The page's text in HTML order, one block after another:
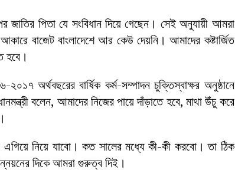
অফিসে ভয়াবহ দুর্নীতি
জাতির পিতা যে সংবিধান দিয়ে গেছেন। সেই অনুযায়ী আমরা
বাজেট বাংলাদেশে আর কেউ দেয়নি। আমাদের কষ্টার্জিত
হবে।
২০১৭ অর্থবছরের বার্ষিক কর্ম-সম্পাদন চুক্তিস্বাক্ষর অনুষ্ঠানে
বলেন, আমাদের নিজের পায়ে দাঁড়াতে হবে, মাথা উঁচু করে
নিয়ে যাবো। কত সালের মধ্যে কী-কী করবো। তা ঠিক
দিকে আমরা গুরুত্ব দিই।